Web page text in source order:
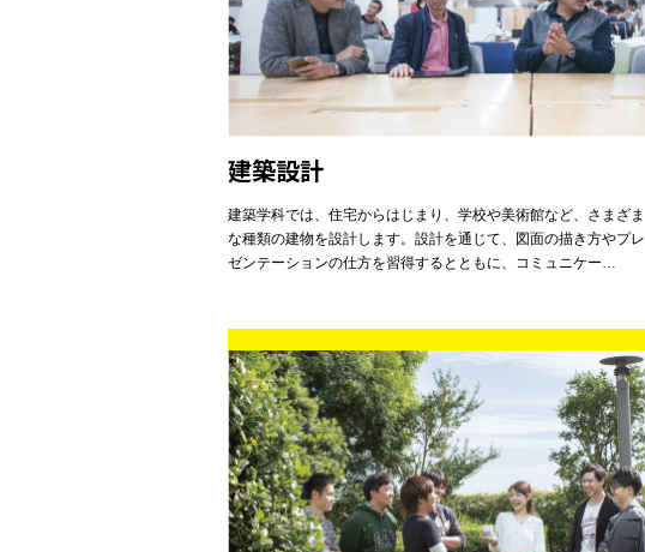
建築設計
建築学科では、住宅からはじまり、学校や美術館など、さまざま
な種類の建物を設計します。設計を通じて、図面の描き方やプレ
ゼンテーションの仕方を習得するとともに、コミュニケー…